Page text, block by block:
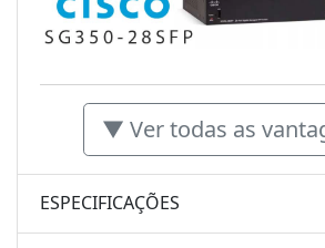
▼ Ver todas as
ESPECIFICAÇÕES